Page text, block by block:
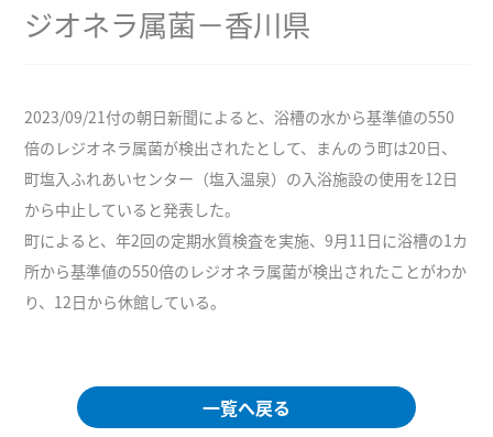
ジオネラ属菌－香川県
2023/09/21付の朝日新聞によると、浴槽の水から基準値の550
倍のレジオネラ属菌が検出されたとして、まんのう町は20日、
町塩入ふれあいセンター（塩入温泉）の入浴施設の使用を12日
から中止していると発表した。
町によると、年2回の定期水質検査を実施、9月11日に浴槽の1カ
所から基準値の550倍のレジオネラ属菌が検出されたことがわか
り、12日から休館している。
一覧へ戻る